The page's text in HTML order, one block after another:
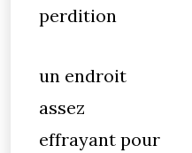
perdition
un endroit
assez
effrayant pour